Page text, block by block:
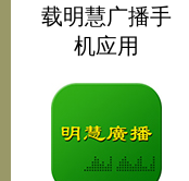
载明慧广播手
机应用